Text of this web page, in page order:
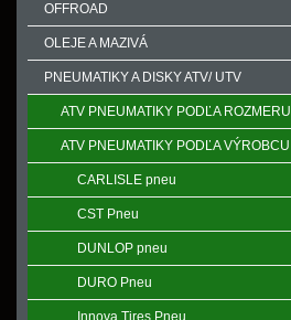
OFFROAD
OLEJE A MAZIVÁ
PNEUMATIKY A DISKY ATV/ UTV
ATV PNEUMATIKY PODĽA ROZMERU
ATV PNEUMATIKY PODĽA VÝROBCU
CARLISLE pneu
CST Pneu
DUNLOP pneu
DURO Pneu
Innova Tires Pneu